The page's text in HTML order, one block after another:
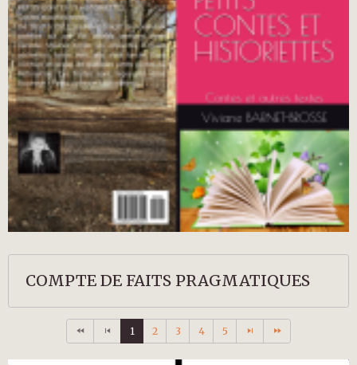
COMPTE DE FAITS PRAGMATIQUES
1 2 3 4 5